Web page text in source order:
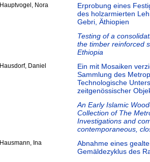
Hauptvogel, Nora
Erprobung eines
des holzarmierten
Gebri, Äthiopien
Testing of a
the timber reinforced
Ethiopia
Hausdorf, Daniel
Ein mit Mosaiken
Sammlung des
Technologische
zeitgenössischer
An Early Islamic
Collection of The
Investigations and
contemporaneous,
Hausmann, Ina
Abnahme eines
Gemäldezyklus des